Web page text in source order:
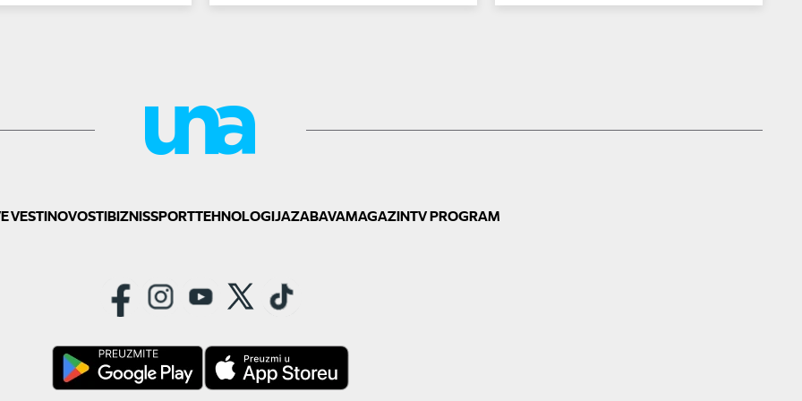
godine
Izraela i Libana
VESTINOVOSTIBIZNISSPORTTEHNOLOGIJAZABAVAMAGAZINTV PROGRAM